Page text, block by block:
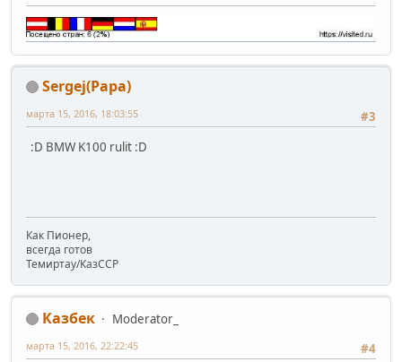
Sergej(Papa)
#3
марта 15, 2016, 18:03:55
:D BMW K100 rulit :D
Как Пионер,
всегда готов
Темиртау/КазССР
Казбек
Moderator_
#4
марта 15, 2016, 22:22:45